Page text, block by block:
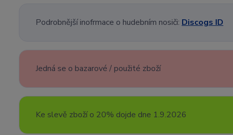
Podrobnější inofrmace o hudebním nosiči: Discogs ID
Jedná se o bazarové / použité zboží
Ke slevě zboží o 20% dojde dne 1.9.2026